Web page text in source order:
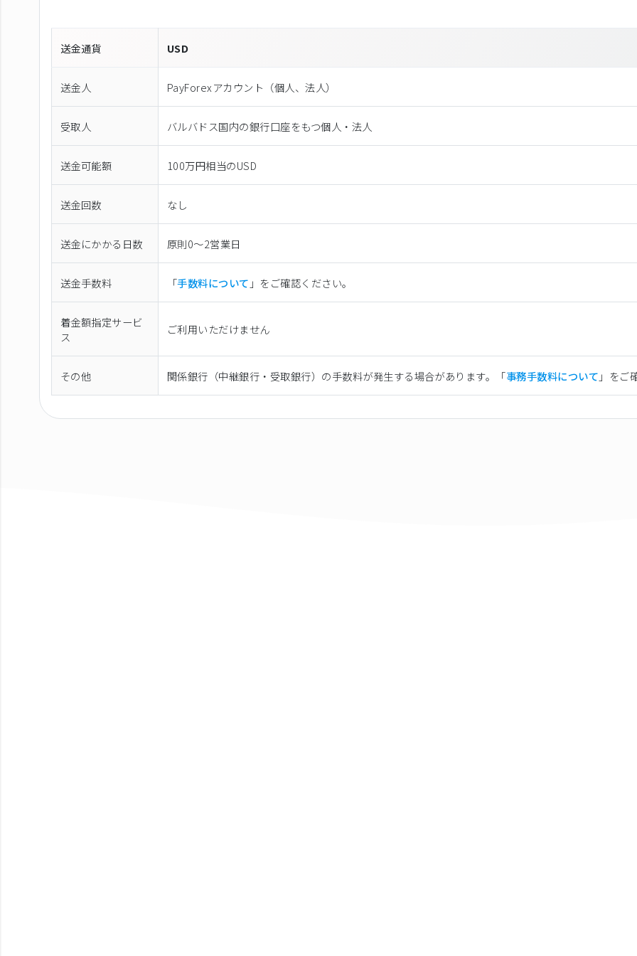
送金通貨 USD
送金人 PayForexアカウント（個⼈、法⼈）
受取人 バルバドス国内の銀行口座をもつ個人・法人
送金可能額 100万円相当のUSD
送金回数 なし
送金にかかる日数 原則0〜2営業日
送金手数料 「手数料について 」をご確認ください。
着金額指定サービ
ス
ご利用いただけません
その他 関係銀行（中継銀行・受取銀行）の手数料が発生する場合があります。「事務手数料について 」をご